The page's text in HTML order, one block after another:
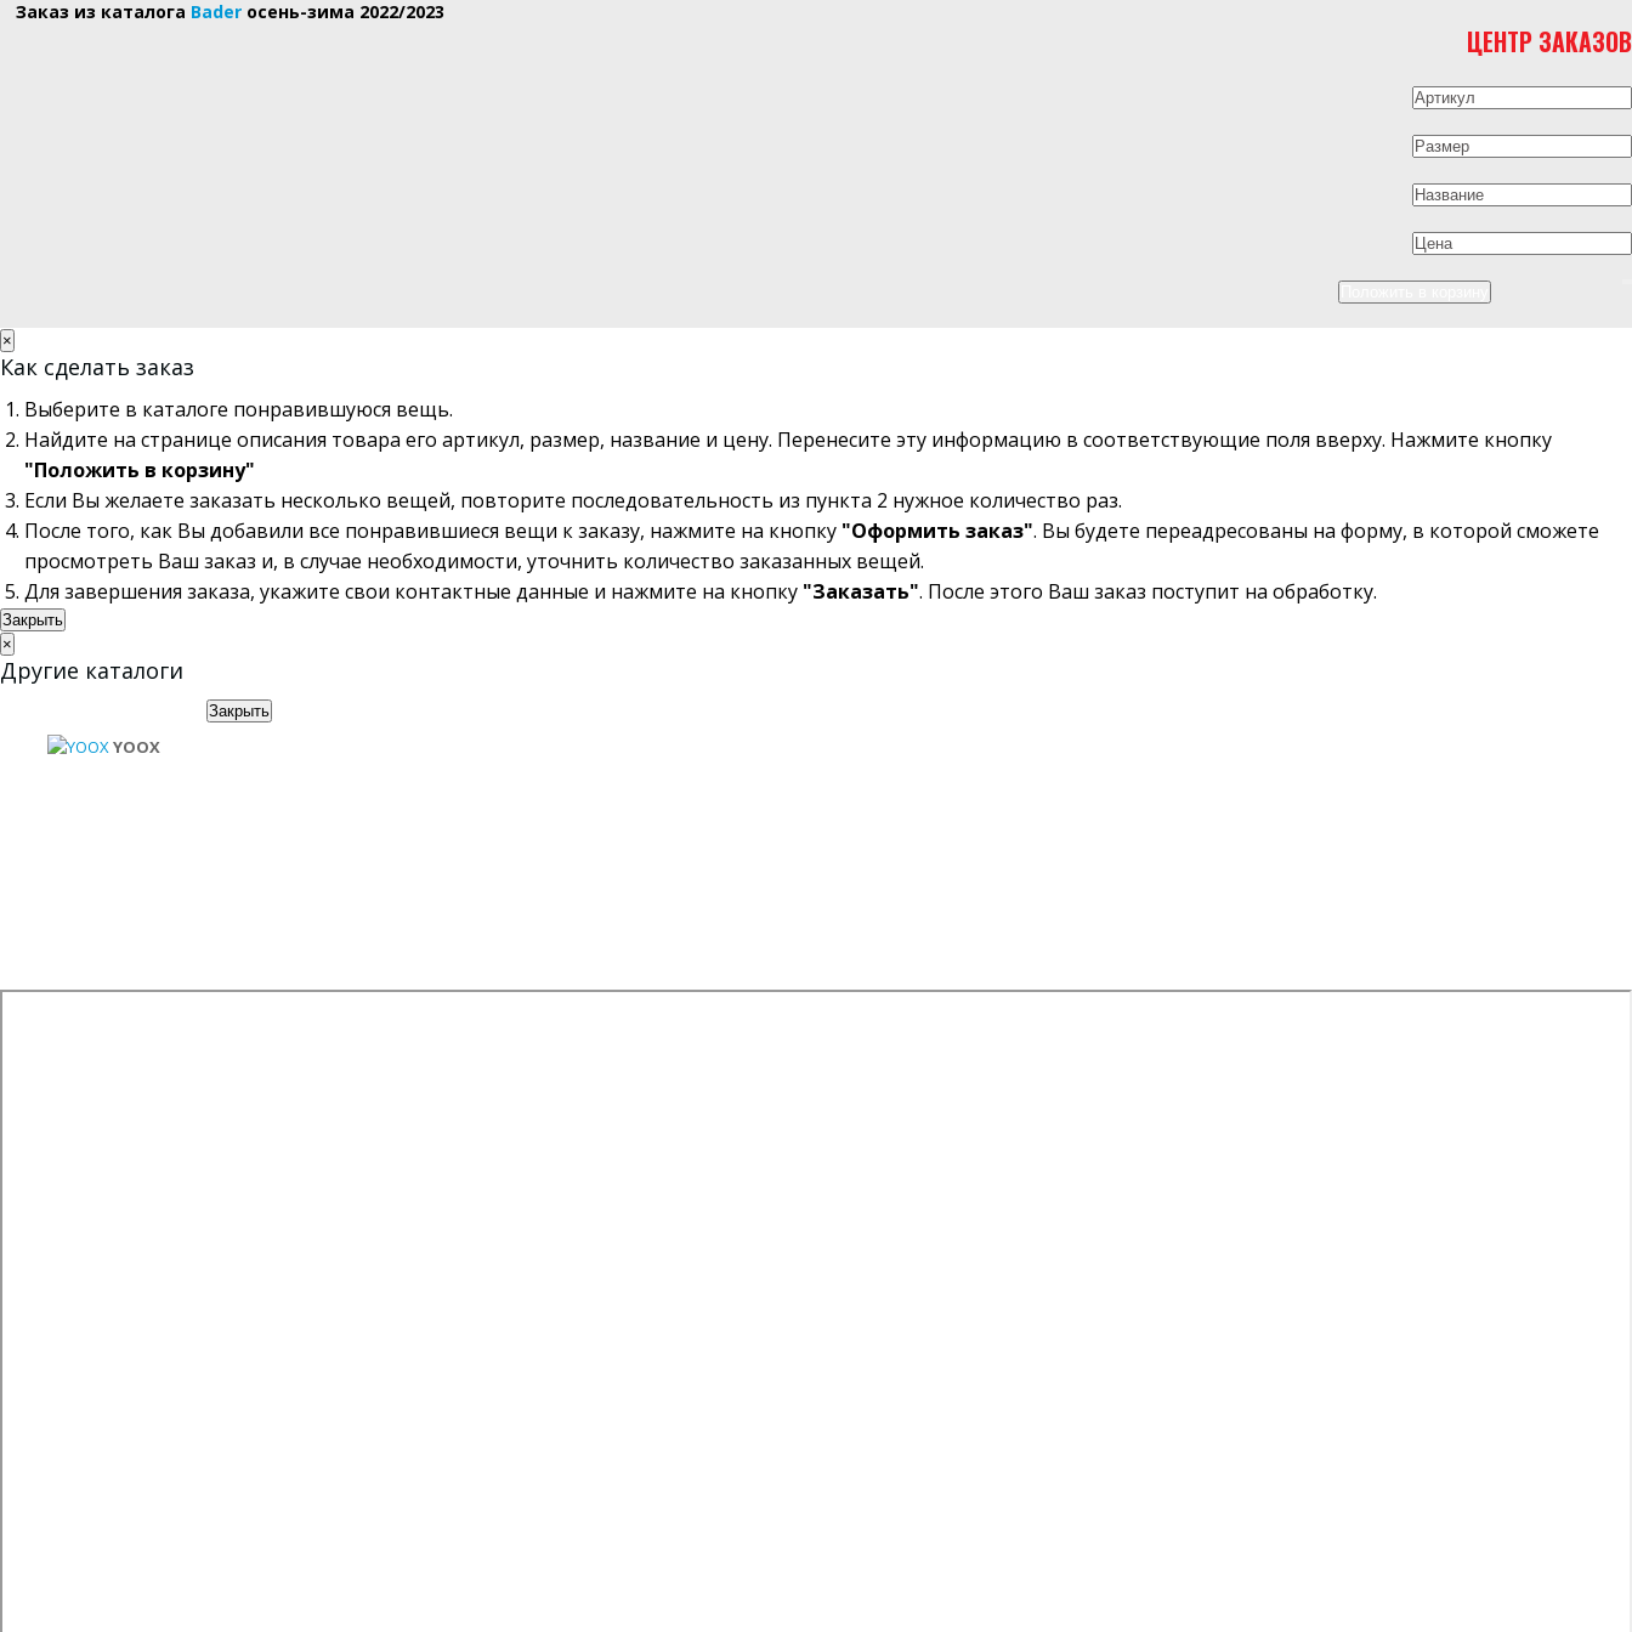
Заказ из каталога Bader осень-зима 2022/2023
ЦЕНТР ЗАКАЗОВ
×
Как сделать заказ
Выберите в каталоге понравившуюся вещь.
Найдите на странице описания товара его артикул, размер, название и цену. Перенесите эту информацию в соответствующие поля вверху. Нажмите кнопку
"Положить в корзину"
Если Вы желаете заказать несколько вещей, повторите последовательность из пункта 2 нужное количество раз.
После того, как Вы добавили все понравившиеся вещи к заказу, нажмите на кнопку "Оформить заказ". Вы будете переадресованы на форму, в которой сможете
просмотреть Ваш заказ и, в случае необходимости, уточнить количество заказанных вещей.
Для завершения заказа, укажите свои контактные данные и нажмите на кнопку "Заказать". После этого Ваш заказ поступит на обработку.
Закрыть
×
Другие каталоги
YOOX
Закрыть